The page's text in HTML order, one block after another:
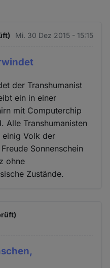
Mi. 30 Dez 2015 - 15:15
der Transhumanist
ein in einer
mit Computerchip
Alle Transhumanisten
einig Volk der
Sonnenschein
ohne
Zustände.